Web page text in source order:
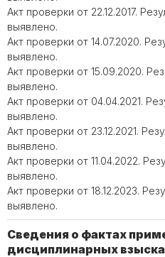
Акт проверки от 22.12.2017.
выявлено.
Акт проверки от 14.07.2020.
выявлено.
Акт проверки от 15.09.2020.
выявлено.
Акт проверки от 04.04.2021.
выявлено.
Акт проверки от 23.12.2021.
выявлено.
Акт проверки от 11.04.2022.
выявлено.
Акт проверки от 18.12.2023.
выявлено.
Сведения о фактах
дисциплинарных